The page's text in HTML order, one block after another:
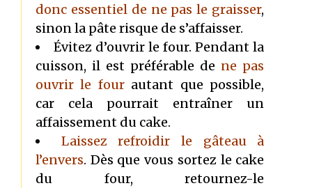
donc essentiel de ne pas le graisser,
sinon la pâte risque de s’affaisser.
Évitez d’ouvrir le four.Pendant la
cuisson, il est préférable de ne pas
ouvrir le fourautant que possible,
car cela pourrait entraîner un
affaissement du cake.
Laissez refroidir le gâteau à
l’envers. Dès que vous sortez le cake
du four, retournez-le